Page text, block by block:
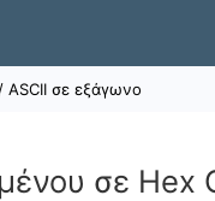
/ ASCII σε εξάγωνο
σε Hex